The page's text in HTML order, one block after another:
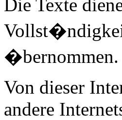
Die Texte
�bernommen.
Von dieser
andere